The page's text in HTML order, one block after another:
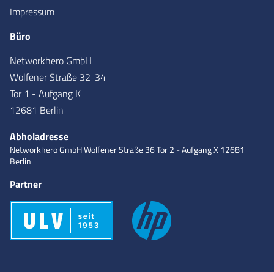
Impressum
Büro
Networkhero GmbH
Wolfener Straße 32-34
Tor 1 - Aufgang K
12681 Berlin
Abholadresse
Networkhero GmbHWolfener Straße 36Tor 2 - Aufgang X12681
Berlin
Partner